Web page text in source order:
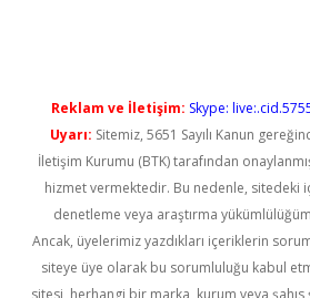
Reklam ve İletişim: Skype:
Uyarı: Sitemiz, 5651 Sayılı Kanun
İletişim Kurumu (BTK) tarafından
hizmet vermektedir. Bu nedenle, sitedeki
denetleme veya araştırma
Ancak, üyelerimiz yazdıkları içeriklerin
siteye üye olarak bu sorumluluğu kabul
sitesi, herhangi bir marka, kurum veya şahıs